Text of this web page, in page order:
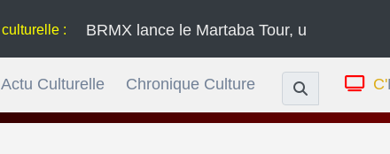
BRMX lance le Martaba Tour, une série de concerts
Actu Culturelle Chronique Culture C'